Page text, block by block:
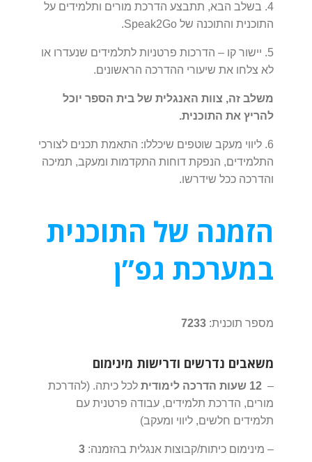
4. בשלב הבא, תתבצע הדרכת מורים ותלמידים על
התוכנית והתוכנה של Speak2Go.
5. יישור קו – הדרכות פרטניות לתלמידים שנעדרו או
לא צלחו את שיעורי ההדרכה הראשונים.
משלב זה, צוות האנגלית של בית הספר יוכל
להריץ את התוכנית.
6. ליווי מעקב שוטפים שיכללו: התאמת תכנים לצורכי
התלמידים, הנפקת דוחות התקדמות ומעקב, תמיכה
והדרכה ככל שידרשו.
הזמנה של התוכנית
במערכת גפ”ן
מספר תוכנית: 7233
משאבים נדרשים ודרישות מינימום
– 12 שעות הדרכה לימודית לכל כיתה. (להדרכת
מורים, הדרכת תלמידים, עבודה פרטנית עם
תלמידים חלשים, ליווי ומעקב)
– מינימום כיתות/קבוצות אנגלית בהזמנה: 3